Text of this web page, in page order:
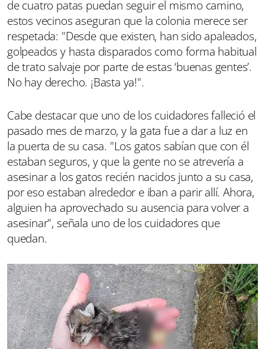
de cuatro patas puedan seguir el mismo camino,
estos vecinos aseguran que la colonia merece ser
respetada: "Desde que existen, han sido apaleados,
golpeados y hasta disparados como forma habitual
de trato salvaje por parte de estas ‘buenas gentes’.
No hay derecho. ¡Basta ya!".
Cabe destacar que uno de los cuidadores falleció el
pasado mes de marzo, y la gata fue a dar a luz en
la puerta de su casa. "Los gatos sabían que con él
estaban seguros, y que la gente no se atrevería a
asesinar a los gatos recién nacidos junto a su casa,
por eso estaban alrededor e iban a parir allí. Ahora,
alguien ha aprovechado su ausencia para volver a
asesinar", señala uno de los cuidadores que
quedan.